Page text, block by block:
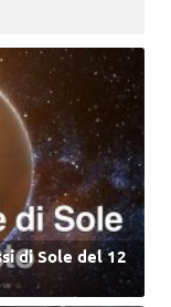
di Sole del 12